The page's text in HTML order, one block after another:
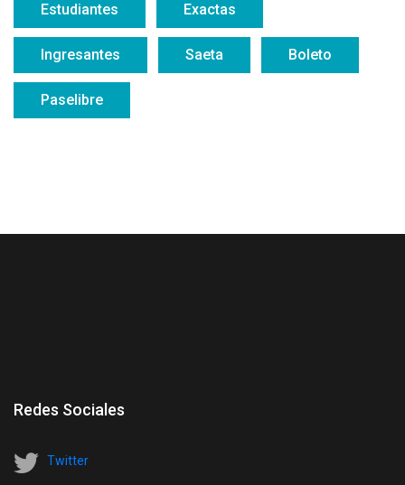
Estudiantes Exactas
Ingresantes Saeta Boleto
Paselibre
Redes Sociales
Twitter